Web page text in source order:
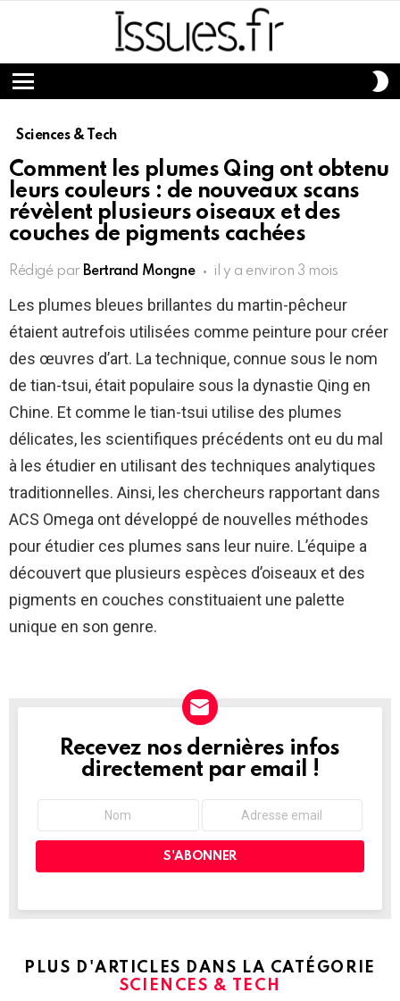
Menu
Sciences & Tech
Comment les plumes Qing ont obtenu
leurs couleurs : de nouveaux scans
révèlent plusieurs oiseaux et des
couches de pigments cachées
Rédigé par Bertrand Mongne il y a environ 3 mois
Les plumes bleues brillantes du martin-pêcheur
étaient autrefois utilisées comme peinture pour créer
des œuvres d’art. La technique, connue sous le nom
de tian-tsui, était populaire sous la dynastie Qing en
Chine. Et comme le tian-tsui utilise des plumes
délicates, les scientifiques précédents ont eu du mal
à les étudier en utilisant des techniques analytiques
traditionnelles. Ainsi, les chercheurs rapportant dans
ACS Omega ont développé de nouvelles méthodes
pour étudier ces plumes sans leur nuire. L’équipe a
découvert que plusieurs espèces d’oiseaux et des
pigments en couches constituaient une palette
unique en son genre.
NEWSLETTER
Recevez nos dernières infos
directement par email !
PLUS D'ARTICLES DANS LA CATÉGORIE
SCIENCES & TECH